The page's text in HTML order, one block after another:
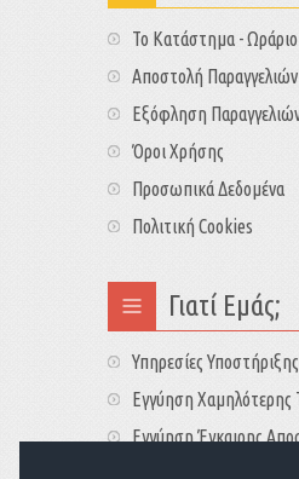
Το Κατάστημα - Ωράριο
Αποστολή Παραγγελιών
Εξόφληση
Όροι Χρήσης
Προσωπικά Δεδομένα
Πολιτική Cookies
Γιατί Εμάς;
Υπηρεσίες Υποστήριξης
Εγγύηση Χαμηλότερης
Εγγύηση Έγκαιρης